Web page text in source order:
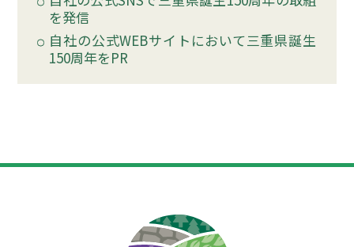
を発信
自社の公式WEBサイトにおいて三重県誕生
150周年をPR